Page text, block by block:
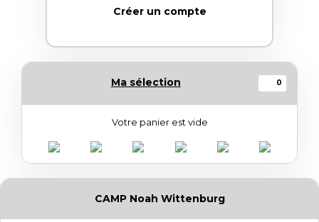
Créer un compte
Ma sélection 0
Votre panier est vide
CAMP Noah Wittenburg